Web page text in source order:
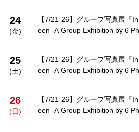
24
(金)
【7/21-26】グループ写真展『
een -A Group Exhibition by 6 Photogr
25
(土)
【7/21-26】グループ写真展『
een -A Group Exhibition by 6 Photogr
26
(日)
【7/21-26】グループ写真展『
een -A Group Exhibition by 6 Photogr